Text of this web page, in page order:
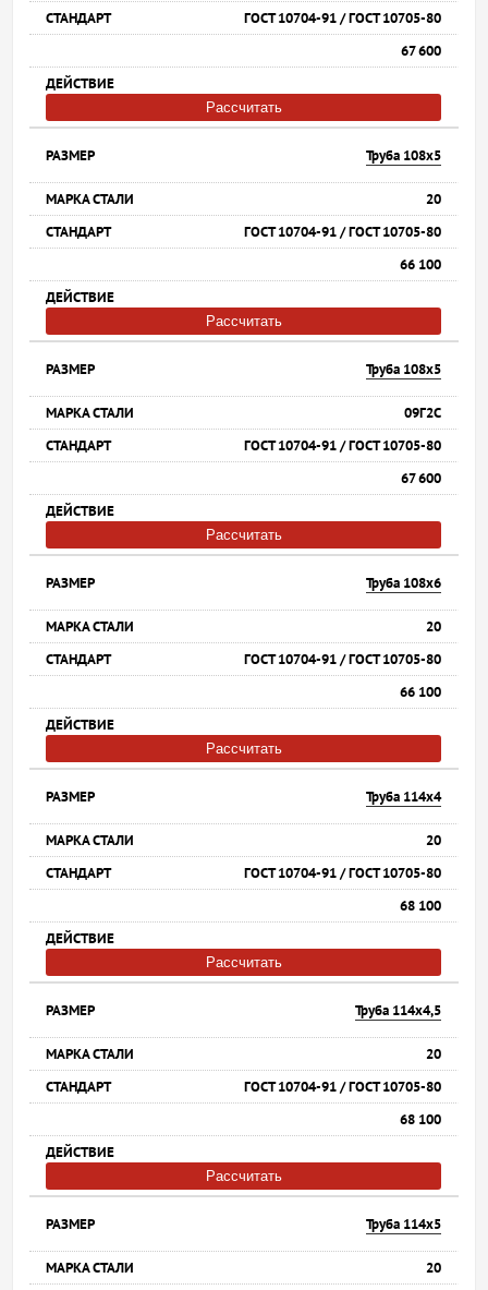
ГОСТ 10704-91 / ГОСТ 10705-80
67 600
Рассчитать
Труба 108х5
20
ГОСТ 10704-91 / ГОСТ 10705-80
66 100
Рассчитать
Труба 108х5
09Г2С
ГОСТ 10704-91 / ГОСТ 10705-80
67 600
Рассчитать
Труба 108х6
20
ГОСТ 10704-91 / ГОСТ 10705-80
66 100
Рассчитать
Труба 114х4
20
ГОСТ 10704-91 / ГОСТ 10705-80
68 100
Рассчитать
Труба 114х4,5
20
ГОСТ 10704-91 / ГОСТ 10705-80
68 100
Рассчитать
Труба 114х5
20